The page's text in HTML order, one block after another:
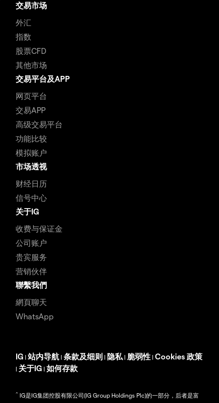
交易市场
外汇
指数
股票CFD
其他市场
交易平台及APP
网页平台
交易APP
高级交易平台
功能比较
模拟账户
市场透视
财经日历
信号中心
关于IG
收费与保证金
公司账户
贵宾服务
营销伙伴
聯繫我們
網頁聊天
WhatsApp
IG |站内导航 | 条款及细则 | 隐私 | 脆弱性 | Cookies 政策
| 关于IG | 如何存款
^ IG是IG集团控股有限公司(IG Group Holdings Plc)的一部分，后者是富